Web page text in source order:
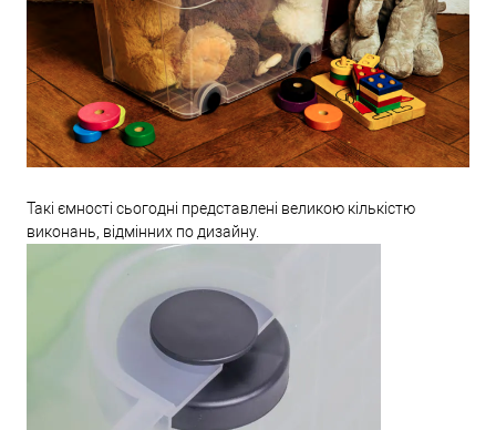
Такі ємності сьогодні представлені великою кількістю
виконань, відмінних по дизайну.